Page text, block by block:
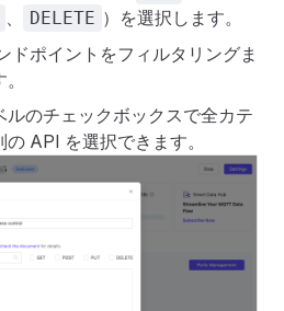
、 DELETE ）を選択します。
ドポイントをフィルタリングま
ルのチェックボックスで全カテ
API を選択できます。